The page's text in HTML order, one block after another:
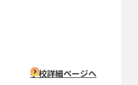
学校詳細ページへ